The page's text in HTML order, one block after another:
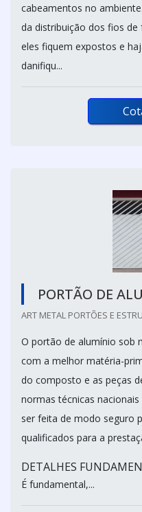
cabeamentos no
da distribuição dos fios
eles fiquem expostos e
danifiqu...
PORTÃO DE
ART METAL PORTÕES E
O portão de alumínio sob
com a melhor matéria-
do composto e as peças
normas técnicas
ser feita de modo seguro
qualificados para a
DETALHES
É fundamental,...